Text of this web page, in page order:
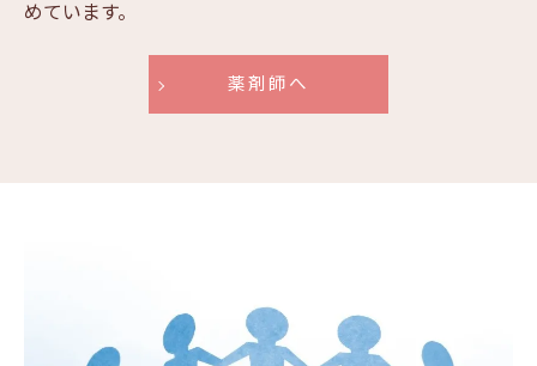
めています。
薬剤師へ